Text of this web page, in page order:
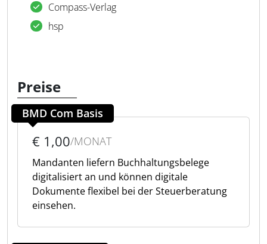
Compass-Verlag
hsp
Preise
BMD Com Basis
€ 1,00/MONAT
Mandanten liefern Buchhaltungsbelege
digitalisiert an und können digitale
Dokumente flexibel bei der Steuerberatung
einsehen.